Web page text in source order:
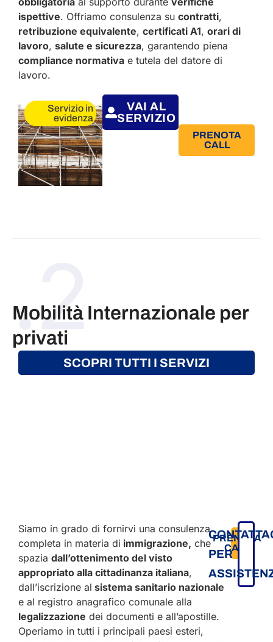
ispettive. Offriamo consulenza su contratti,
retribuzione equivalente, certificati A1, orari di
lavoro, salute e sicurezza, garantendo piena
compliance normativa e tutela del datore di
lavoro.
Servizio in
evidenza
VAI AL
SERVIZIO
PRENOTA
CALL
.2
Mobilità Internazionale per
privati
SCOPRI TUTTI I SERVIZI
Siamo in grado di fornirvi una consulenza
completa in materia di immigrazione, che
spazia dall’ottenimento del visto
appropriato alla cittadinanza italiana,
dall’iscrizione al sistema sanitario nazionale
e al registro anagrafico comunale alla
legalizzazione dei documenti e all’apostille.
Operiamo in tutti i principali paesi esteri,
PRENOTA
CALL
PER